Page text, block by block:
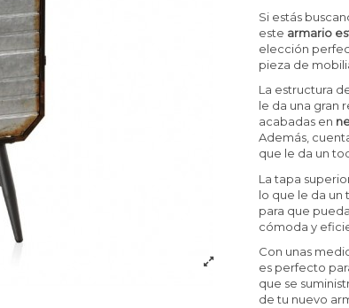
Si estás
este armario
elección
pieza de
La estructura
le da una gran
acabadas en
Además,
que le da un
La tapa
lo que le da un
para que
cómoda y
Con unas
es perfecto
que se
de tu nuevo